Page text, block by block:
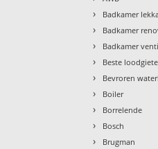
› Badkamer
› Badkamer
› Badkamer
› Beste
› Bevroren
› Boiler
› Borrelende
› Bosch
› Brugman